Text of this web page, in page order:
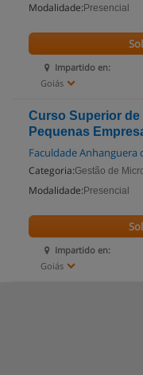
Modalidade: Presencial
Impartido en:
Goiás
Curso Superior de
Pequenas
Faculdade Anhanguera
Categoria:Gestão de
Modalidade: Presencial
Impartido en:
Goiás